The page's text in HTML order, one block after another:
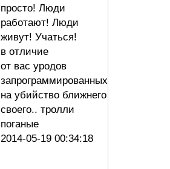
просто! Люди
работают! Люди
живут! Учаться!
в отличие
от вас уродов
запрограммированных
на убийство ближнего
своего.. тролли
поганые
2014-05-19 00:34:18